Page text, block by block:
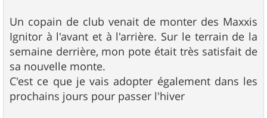
Un copain de club venait de monter des Maxxis
Ignitor à l'avant et à l'arrière. Sur le terrain de la
semaine derrière, mon pote était très satisfait de
sa nouvelle monte.
C'est ce que je vais adopter également dans les
prochains jours pour passer l'hiver